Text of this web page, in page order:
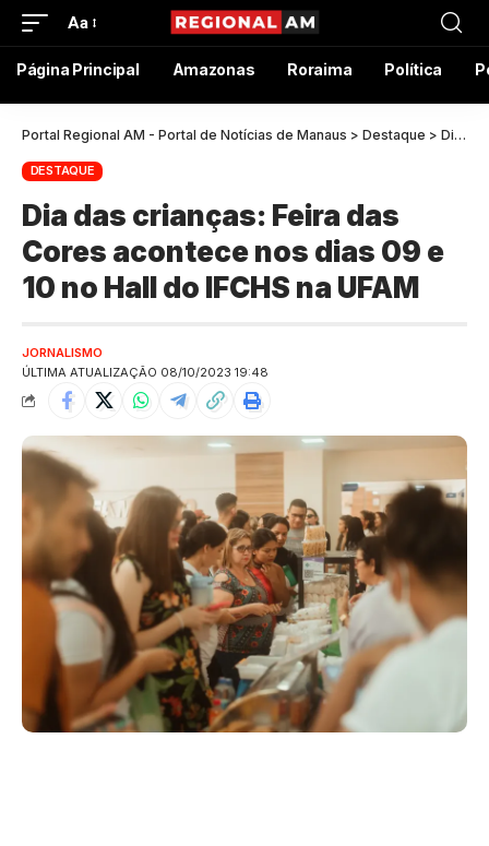
Aa
Página Principal Amazonas Roraima Política
Portal Regional AM - Portal de Notícias de Manaus > Destaque > Dia das crianças: Feira das Cores acontece nos dias 09 e 10 no Hall do IFCHS na UFAM
DESTAQUE
Dia das crianças: Feira das
Cores acontece nos dias 09 e
10 no Hall do IFCHS na UFAM
ÚLTIMA ATUALIZAÇÃO 08/10/2023 19:48
JORNALISMO